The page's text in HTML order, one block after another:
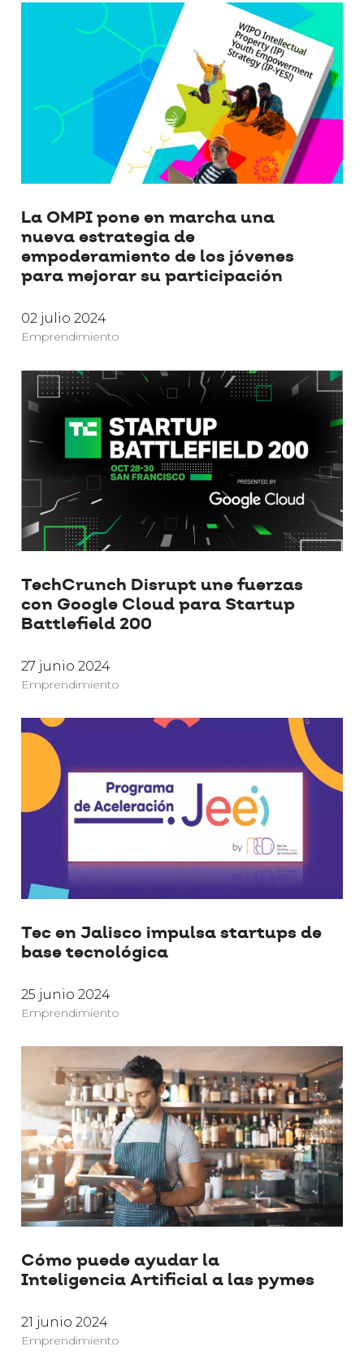
La OMPI pone en marcha una
nueva estrategia de
empoderamiento de los jóvenes
para mejorar su participación
02 julio 2024
Emprendimiento
TechCrunch Disrupt une fuerzas
con Google Cloud para Startup
Battlefield 200
27 junio 2024
Emprendimiento
Tec en Jalisco impulsa startups de
base tecnológica
25 junio 2024
Emprendimiento
Cómo puede ayudar la
Inteligencia Artificial a las pymes
21 junio 2024
Emprendimiento